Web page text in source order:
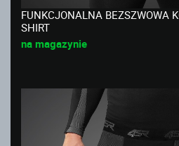
FUNKCJONALNA BEZSZWOWA
SHIRT
na magazynie